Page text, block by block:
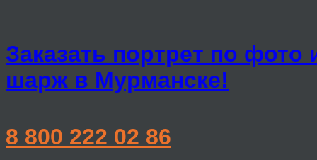
Заказать портрет по фото
шарж в Мурманске!
8 800 222 02 86